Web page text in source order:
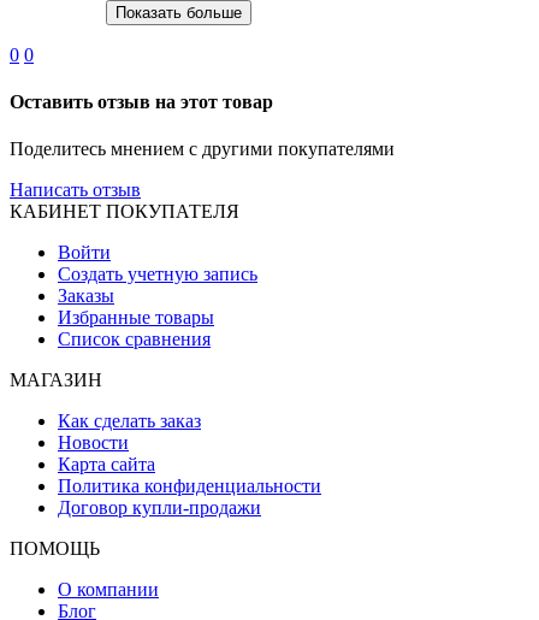
Показать больше
0 0
Оставить отзыв на этот товар
Поделитесь мнением с другими покупателями
Написать отзыв
КАБИНЕТ ПОКУПАТЕЛЯ
Войти
Создать учетную запись
Заказы
Избранные товары
Список сравнения
МАГАЗИН
Как сделать заказ
Новости
Карта сайта
Политика конфиденциальности
Договор купли-продажи
ПОМОЩЬ
О компании
Блог